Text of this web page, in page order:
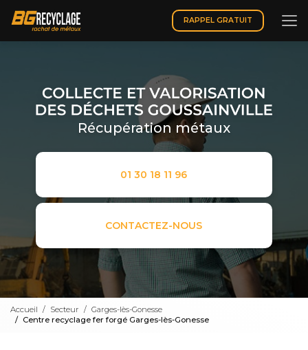
contenu
principal
RAPPEL GRATUIT
Récupération métaux
01 30 18 11 96
CONTACTEZ-NOUS
Accueil Secteur
Garges-lès-Gonesse
Centre recyclage fer forgé Garges-lès-Gonesse